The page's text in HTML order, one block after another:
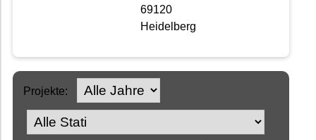
69120
Heidelberg
Projekte: